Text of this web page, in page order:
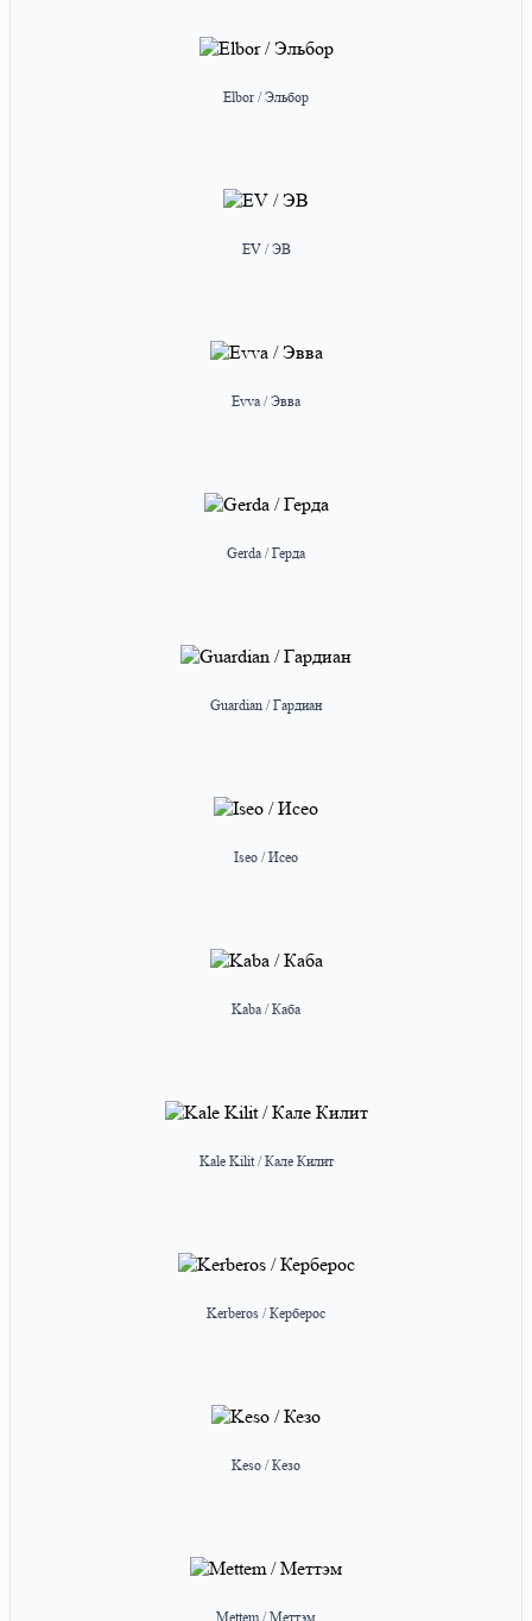
Elbor / Эльбор
EV / ЭВ
Evva / Эвва
Gerda / Герда
Guardian / Гардиан
Iseo / Исео
Kaba / Каба
Kale Kilit / Кале Килит
Kerberos / Керберос
Keso / Кезо
Mettem / Меттэм